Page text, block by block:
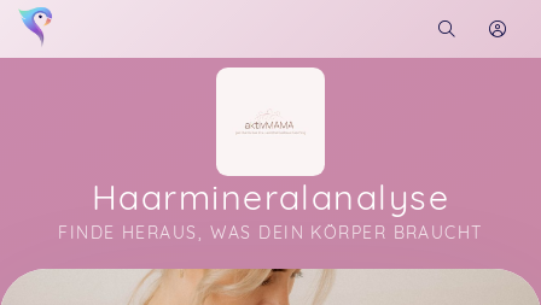
Haarmineralanalyse
FINDE HERAUS, WAS DEIN KÖRPER BRAUCHT
Soon you will learn more about me here...